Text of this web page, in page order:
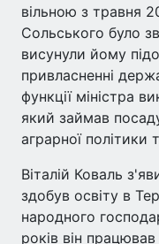
вільною з травня
Сольського було
висунули йому
привласненні
функції міністра
який займав
аграрної політики
Віталій Коваль
здобув освіту в
народного
років він